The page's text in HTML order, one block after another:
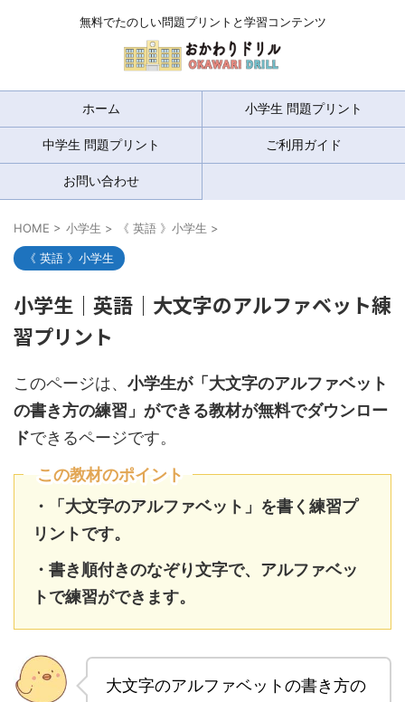
無料でたのしい問題プリントと学習コンテンツ
ホーム 小学生 問題プリント
中学生 問題プリント ご利用ガイド
お問い合わせ
HOME > 小学生 > 《 英語 》小学生 >
《 英語 》小学生
小学生｜英語｜大文字のアルファベット練
習プリント
このページは、 小学生が「大文字のアルファベット
の書き方の練習」ができる教材が無料でダウンロー
ドできるページです。
この教材のポイント
・「大文字のアルファベット」を書く練習プ
リントです。
・書き順付きのなぞり文字で、アルファベッ
トで練習ができます。
大文字のアルファベットの書き方の